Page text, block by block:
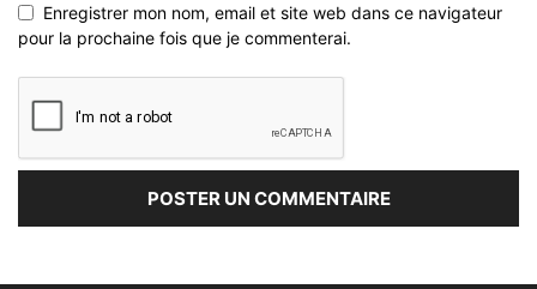
Enregistrer mon nom, email et site web dans ce navigateur
pour la prochaine fois que je commenterai.